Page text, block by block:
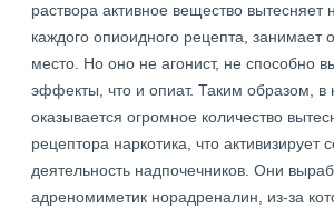
раствора активное вещество вытесняет
каждого опиоидного рецепта, занимает
место. Но оно не агонист, не способно
эффекты, что и опиат. Таким образом, в
оказывается огромное количество
рецептора наркотика, что активизирует
деятельность надпочечников. Они
адреномиметик норадреналин, из-за